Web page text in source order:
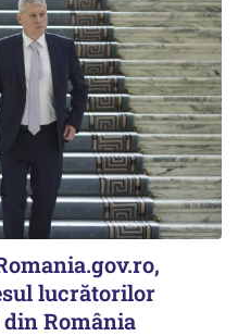
lucrătorilor
România